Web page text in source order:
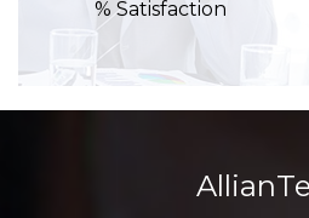
% Satisfaction